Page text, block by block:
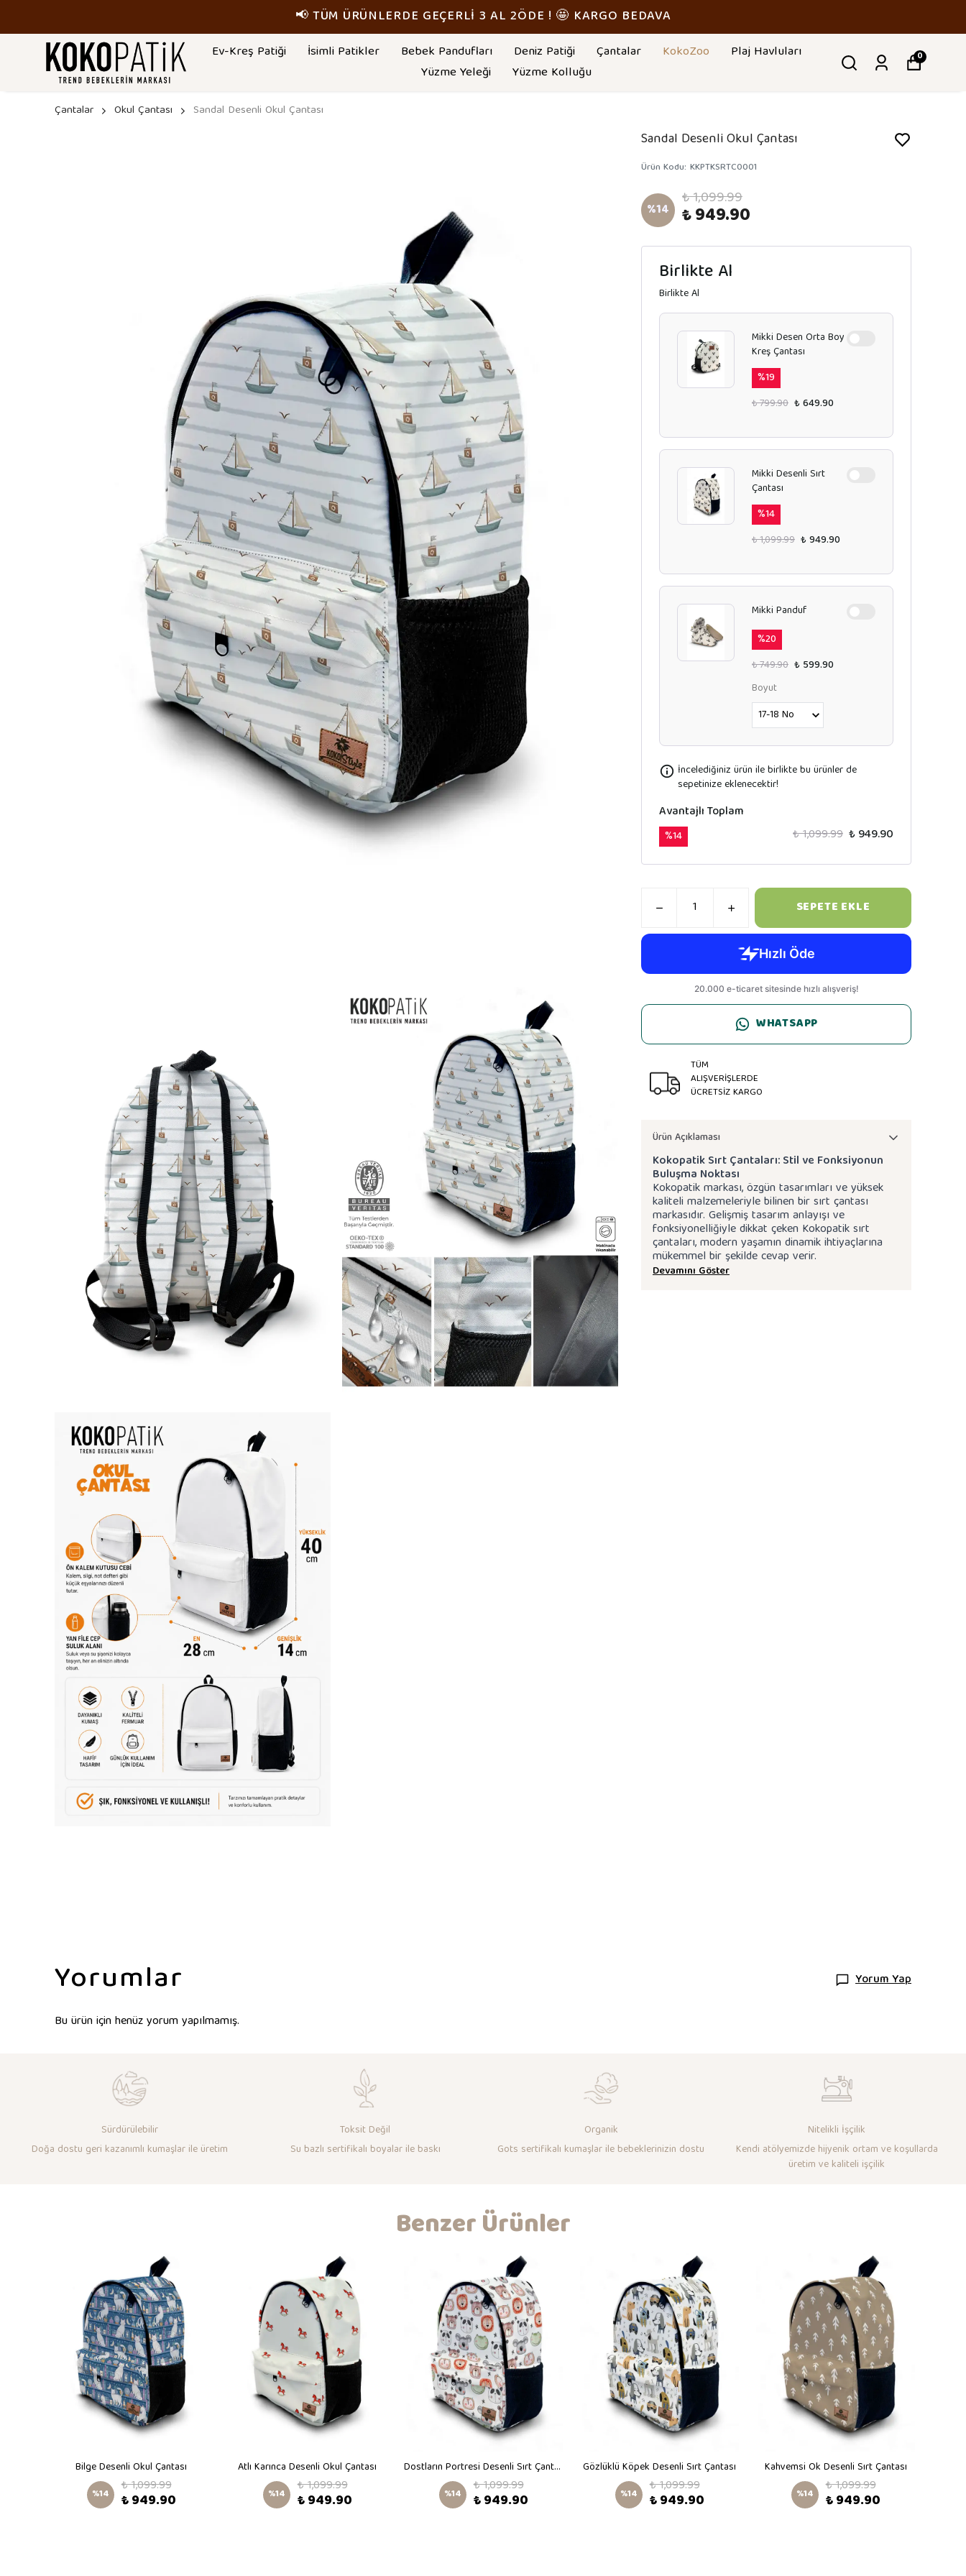
📢 TÜM ÜRÜNLERDE GEÇERLİ 3 AL 2ÖDE ! 🤩 KARGO BEDAVA
Ev-Kreş Patiği İsimli Patikler Bebek Pandufları Deniz Patiği Çantalar KokoZoo
Plaj Havluları
Yüzme Yeleği
Yüzme Kolluğu
0
Çantalar Okul Çantası Sandal Desenli Okul Çantası
Sandal Desenli Okul Çantası
Ürün Kodu: KKPTKSRTC0001
%14 ₺ 1,099.99
₺ 949.90
Birlikte Al
Birlikte Al
Mikki Desen Orta Boy
Kreş Çantası
%19
₺ 799.90 ₺ 649.90
Mikki Desenli Sırt
Çantası
%14
₺ 1,099.99 ₺ 949.90
Mikki Panduf
%20
₺ 749.90 ₺ 599.90
Boyut
İncelediğiniz ürün ile birlikte bu ürünler de
sepetinize eklenecektir!
Avantajlı Toplam
%14 ₺ 1,099.99 ₺ 949.90
SEPETE EKLE
WHATSAPP
TÜM
ALIŞVERİŞLERDE
ÜCRETSİZ KARGO
Ürün Açıklaması
Kokopatik Sırt Çantaları: Stil ve Fonksiyonun
Buluşma Noktası
Kokopatik markası, özgün tasarımları ve yüksek
kaliteli malzemeleriyle bilinen bir sırt çantası
markasıdır. Gelişmiş tasarım anlayışı ve
fonksiyonelliğiyle dikkat çeken Kokopatik sırt
çantaları, modern yaşamın dinamik ihtiyaçlarına
mükemmel bir şekilde cevap verir.
Devamını Göster
Yorumlar Yorum Yap
Bu ürün için henüz yorum yapılmamış.
Sürdürülebilir
Doğa dostu geri kazanımlı kumaşlar ile üretim
Toksit Değil
Su bazlı sertifikalı boyalar ile baskı
Organik
Gots sertifikalı kumaşlar ile bebeklerinizin dostu
Nitelikli İşçilik
Kendi atölyemizde hijyenik ortam ve koşullarda
üretim ve kaliteli işçilik
Benzer Ürünler
Bilge Desenli Okul Çantası
%14 ₺ 1,099.99
₺ 949.90
Atlı Karınca Desenli Okul Çantası
%14 ₺ 1,099.99
₺ 949.90
Dostların Portresi Desenli Sırt Çantası
%14 ₺ 1,099.99
₺ 949.90
Gözlüklü Köpek Desenli Sırt Çantası
%14 ₺ 1,099.99
₺ 949.90
Kahvemsi Ok Desenli Sırt Çantası
%14 ₺ 1,099.99
₺ 949.90